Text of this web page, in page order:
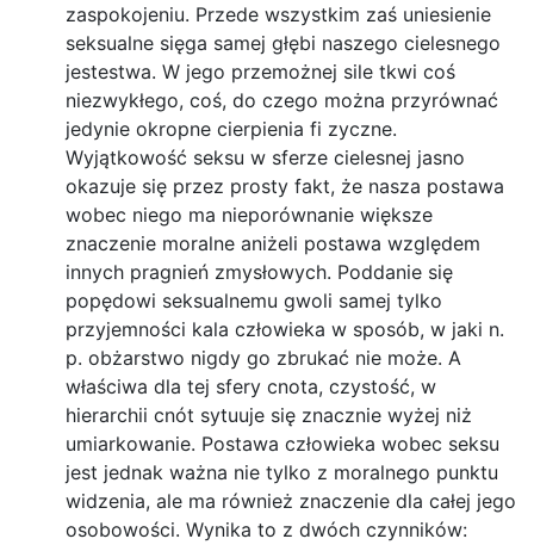
zaspokojeniu. Przede wszystkim zaś uniesienie
seksualne sięga samej głębi naszego cielesnego
jestestwa. W jego przemożnej sile tkwi coś
niezwykłego, coś, do czego można przyrównać
jedynie okropne cierpienia fi zyczne.
Wyjątkowość seksu w sferze cielesnej jasno
okazuje się przez prosty fakt, że nasza postawa
wobec niego ma nieporównanie większe
znaczenie moralne aniżeli postawa względem
innych pragnień zmysłowych. Poddanie się
popędowi seksualnemu gwoli samej tylko
przyjemności kala człowieka w sposób, w jaki n.
p. obżarstwo nigdy go zbrukać nie może. A
właściwa dla tej sfery cnota, czystość, w
hierarchii cnót sytuuje się znacznie wyżej niż
umiarkowanie. Postawa człowieka wobec seksu
jest jednak ważna nie tylko z moralnego punktu
widzenia, ale ma również znaczenie dla całej jego
osobowości. Wynika to z dwóch czynników: